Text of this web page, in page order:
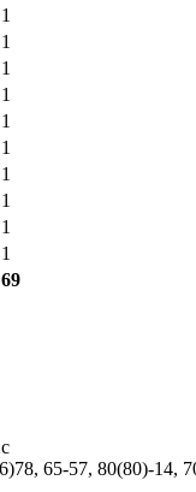
1
1
1
1
1
1
1
1
1
1
69
65-57, 80(80)-14,